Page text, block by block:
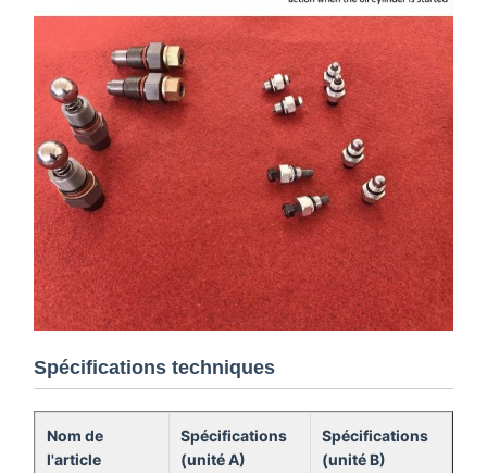
Spécifications techniques
Nom de
l'article
Spécifications
(unité A)
Spécifications
(unité B)